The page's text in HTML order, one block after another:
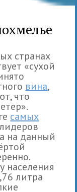
странах
«сухой
вина,
что
самых
на данный
населения
литра